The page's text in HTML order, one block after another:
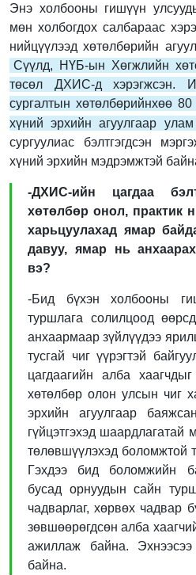
Энэ холбооны гишүүн
мөн холбогдох салбараас
нийцүүлээд хөтөлбөрийн
Сүүлд, НҮБ-ын Хөгжлийн
төсөл ДХИС-д хэрэгжсэн.
сургалтын хөтөлбөрийнхөө
хүний эрхийн агуулгаар
сургуулиас бэлтгэгдсэн
хүний эрхийн мэдрэмжтэй
-ДХИС-ийн цагдаа
хөтөлбөр онол, практик
харьцуулахад ямар
давуу, ямар нь
вэ?
-Бид бүхэн холбооны
туршлага солилцоод
анхаармаар зүйлүүдээ
тусгай чиг үүрэгтэй
цагдаагийн алба
хөтөлбөр олон улсын чиг
эрхийн агуулгаар
гүйцэтгэхэд шаардлагатай
төлөвшүүлэхэд боломжтой
Гэхдээ бид боломжийн
бусад орнуудын сайн
чадварлаг, хөрвөх чадвар
зөвшөөрөгдсөн алба
ажиллаж байна.
байна.